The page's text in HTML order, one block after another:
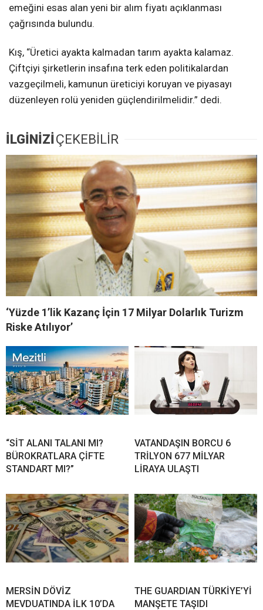
emeğini esas alan yeni bir alım fiyatı açıklanması
çağrısında bulundu.
Kış, “Üretici ayakta kalmadan tarım ayakta kalamaz.
Çiftçiyi şirketlerin insafına terk eden politikalardan
vazgeçilmeli, kamunun üreticiyi koruyan ve piyasayı
düzenleyen rolü yeniden güçlendirilmelidir.” dedi.
İLGİNİZİÇEKEBİLİR
‘Yüzde 1’lik Kazanç İçin 17 Milyar Dolarlık Turizm
Riske Atılıyor’
“SİT ALANI TALANI MI?
BÜROKRATLARA ÇİFTE
STANDART MI?”
VATANDAŞIN BORCU 6
TRİLYON 677 MİLYAR
LİRAYA ULAŞTI
MERSİN DÖVİZ
MEVDUATINDA İLK 10’DA
THE GUARDIAN TÜRKİYE’Yİ
MANŞETE TAŞIDI